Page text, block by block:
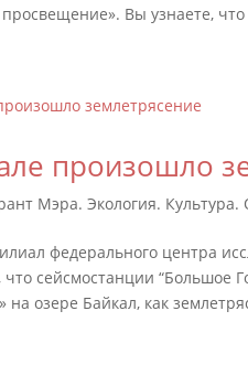
Вы узнаете, что
произошло
Мэра. Экология.
федерального центра
сейсмостанции “Большое
на озере Байкал, как